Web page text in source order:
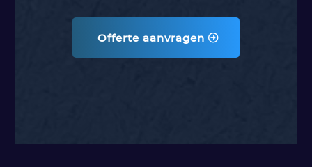
Offerte aanvragen